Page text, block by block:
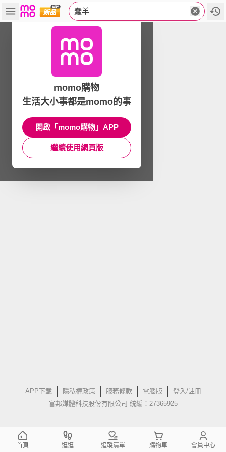
蠢羊
APP下載 隱私權政策 服務條款 電腦版
登入/註冊
富邦媒體科技股份有限公司 統編：27365925
momo購物
生活大小事都是momo的事
開啟「momo購物」APP
繼續使用網頁版
首頁 逛逛 追蹤清單 購物車 會員中心